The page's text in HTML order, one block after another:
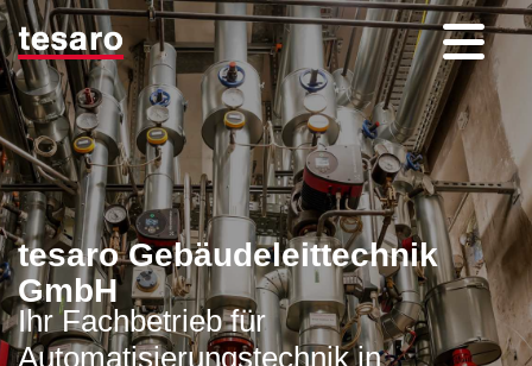
tesaro Gebäudeleittechnik
GmbH
Ihr Fachbetrieb für
Automatisierungstechnik in